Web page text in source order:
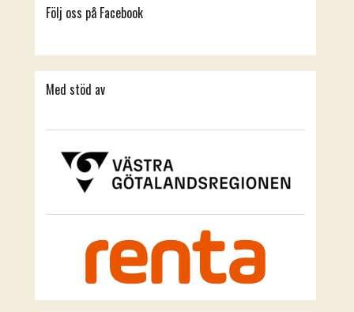
Följ oss på Facebook
Med stöd av